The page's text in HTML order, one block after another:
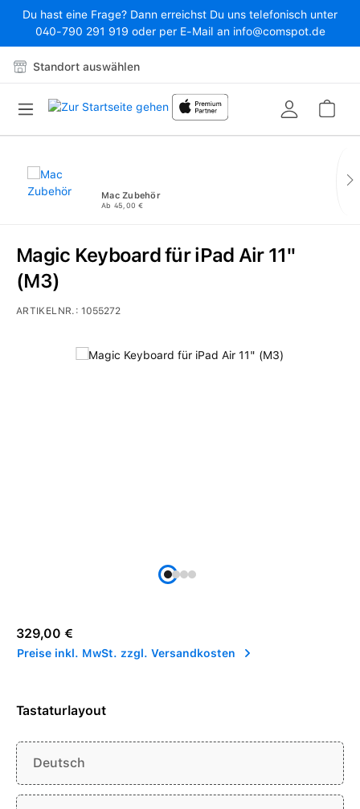
Zum Hauptinhalt springen
Du hast eine Frage? Dann erreichst Du uns telefonisch unter
040-790 291 919 oder per E-Mail an info@comspot.de
Standort auswählen
Mac Zubehör
Ab 45,00 €
Bildergalerie überspringen
Magic Keyboard für iPad Air 11"
(M3)
ARTIKELNR.:1055272
Regulärer Preis:
329,00 €
Preise inkl. MwSt. zzgl. Versandkosten
Tastaturlayout
Deutsch